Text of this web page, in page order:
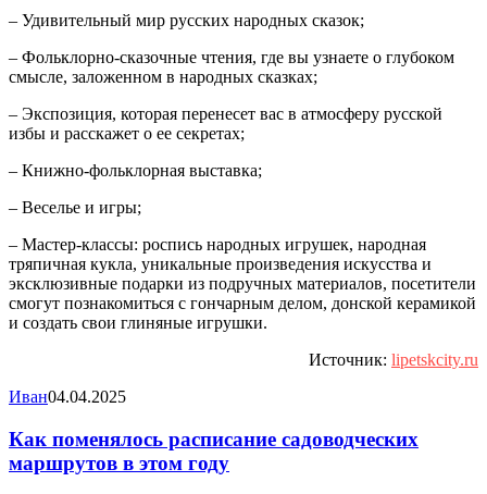
– Удивительный мир русских народных сказок;
– Фольклорно-сказочные чтения, где вы узнаете о глубоком
смысле, заложенном в народных сказках;
– Экспозиция, которая перенесет вас в атмосферу русской
избы и расскажет о ее секретах;
– Книжно-фольклорная выставка;
– Веселье и игры;
– Мастер-классы: роспись народных игрушек, народная
тряпичная кукла, уникальные произведения искусства и
эксклюзивные подарки из подручных материалов, посетители
смогут познакомиться с гончарным делом, донской керамикой
и создать свои глиняные игрушки.
Источник: lipetskcity.ru
Иван04.04.2025
Как поменялось расписание садоводческих
маршрутов в этом году